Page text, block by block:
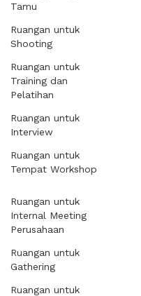
Tamu
Ruangan untuk
Shooting
Ruangan untuk
Training dan
Pelatihan
Ruangan untuk
Interview
Ruangan untuk
Tempat Workshop
Ruangan untuk
Internal Meeting
Perusahaan
Ruangan untuk
Gathering
Ruangan untuk